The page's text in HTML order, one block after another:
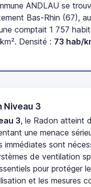
ANDLAU se
Bas-Rhin (67),
comptait 1 757
Densité : 73 hab/
Niveau 3
3, le Radon atteint
une menace
immédiates sont
de ventilation
pour protéger
et les mesures